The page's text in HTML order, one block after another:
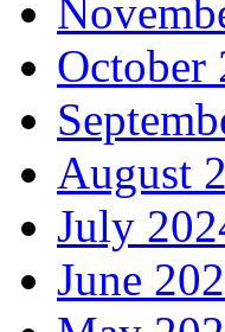
October
August
July
June